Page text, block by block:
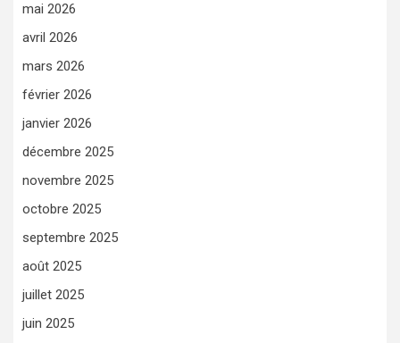
mai 2026
avril 2026
mars 2026
février 2026
janvier 2026
décembre 2025
novembre 2025
octobre 2025
septembre 2025
août 2025
juillet 2025
juin 2025